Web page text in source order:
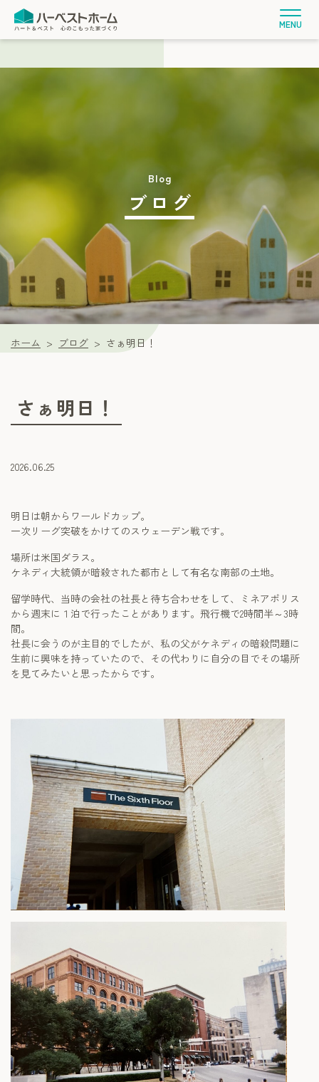
MENU
ブログ
ホーム ブログ さぁ明日！
さぁ明日！
2026.06.25
明日は朝からワールドカップ。
一次リーグ突破をかけてのスウェーデン戦です。
場所は米国ダラス。
ケネディ大統領が暗殺された都市として有名な南部の土地。
留学時代、当時の会社の社長と待ち合わせをして、ミネアポリス
から週末に１泊で行ったことがあります。飛行機で2時間半～3時
間。
社長に会うのが主目的でしたが、私の父がケネディの暗殺問題に
生前に興味を持っていたので、その代わりに自分の目でその場所
を見てみたいと思ったからです。